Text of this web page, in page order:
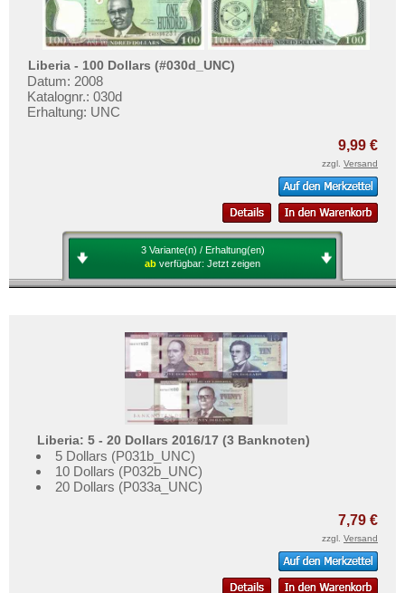
Liberia - 100 Dollars (#030d_UNC)
Datum: 2008
Katalognr.: 030d
Erhaltung: UNC
9,99 €
zzgl. Versand
3 Variante(n) / Erhaltung(en)
ab verfügbar: Jetzt zeigen
Liberia: 5 - 20 Dollars 2016/17 (3 Banknoten)
5 Dollars (P031b_UNC)
10 Dollars (P032b_UNC)
20 Dollars (P033a_UNC)
7,79 €
zzgl. Versand